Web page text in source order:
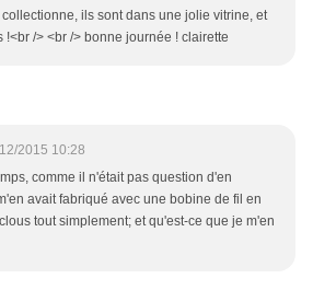
ils sont dans une jolie vitrine, et
!<br /> <br /> bonne journée ! clairette
2015 10:28
comme il n'était pas question d'en
avait fabriqué avec une bobine de fil en
tout simplement; et qu'est-ce que je m'en